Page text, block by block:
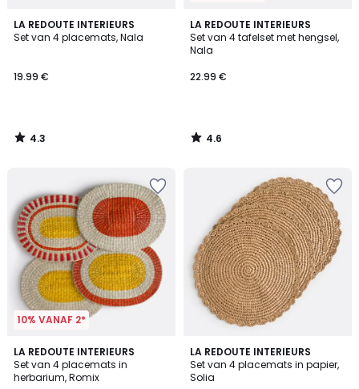
LA REDOUTE INTERIEURS
Set van 4 placemats, Nala
19.99 €
4.3
/ 5
4.3
/
LA REDOUTE INTERIEURS
Set van 4 tafelset met hengsel,
Nala
22.99 €
4.6
/ 5
4.6
/
10% VANAF 2*
LA REDOUTE INTERIEURS
Set van 4 placemats in
herbarium, Romix
4.1
/ 5
2
Kleuren
LA REDOUTE INTERIEURS
Set van 4 placemats in papier,
Solia
4.6
/ 5